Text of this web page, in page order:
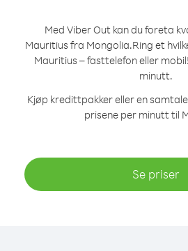
Med Viber Out kan du foreta
Mauritius fra Mongolia.Ring et
Mauritius – fasttelefon eller
minutt.
Kjøp kredittpakker eller en
prisene per minutt til
Se priser